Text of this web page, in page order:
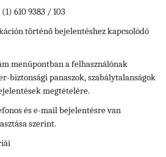
610 9383 / 103
történő bejelentéshez kapcsolódó
menüpontban a felhasználónak
biztonsági panaszok, szabálytalanságok
megtételére.
és e-mail bejelentésre van
szerint.